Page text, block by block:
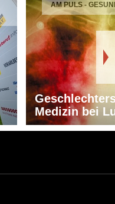
AM PULS -
Medizin bei